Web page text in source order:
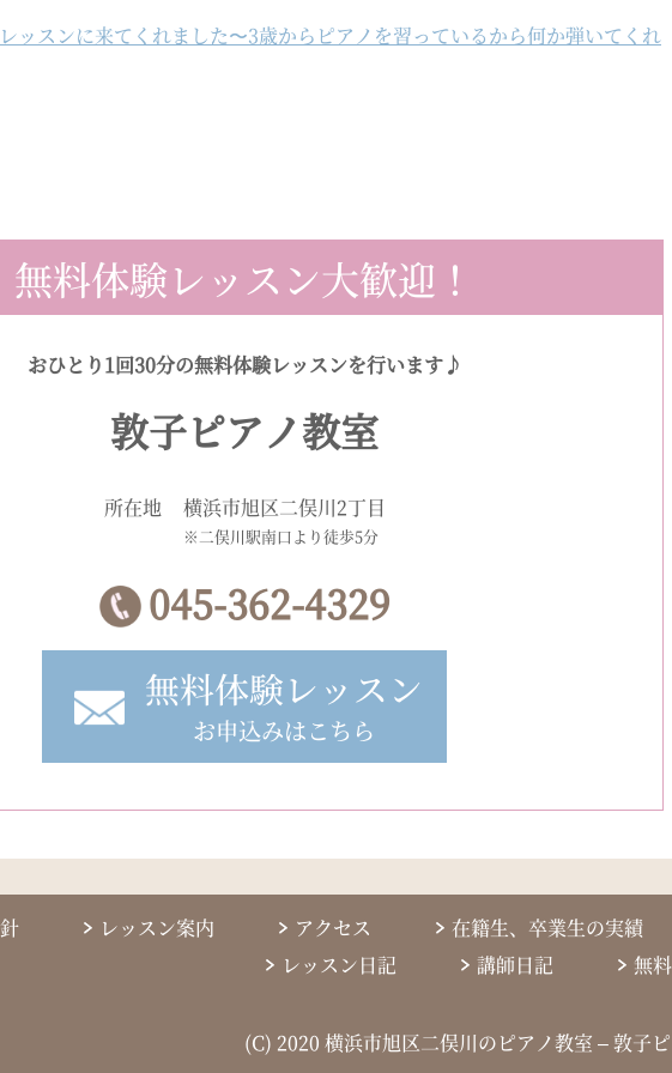
ッスンに来てくれました〜3歳からピアノを習っているから何か弾いてくれ
無料体験レッスン大歓迎！
おひとり1回30分の無料体験レッスンを行います♪
敦子ピアノ教室
所在地 横浜市旭区二俣川2丁目
※二俣川駅南口より徒歩5分
045-362-4329
無料体験レッスン
お申込みはこちら
レッスン案内 アクセス 在籍生、卒業生の実績
レッスン日記
講師日記 無
(C) 2020 横浜市旭区二俣川のピアノ教室 – 敦子